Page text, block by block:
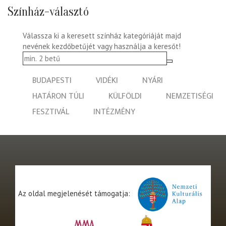
Színház-választó
Válassza ki a keresett színház kategóriáját majd
nevének kezdőbetűjét vagy használja a keresőt!
BUDAPESTI VIDÉKI
NYÁRI
HATÁRON TÚLI
KÜLFÖLDI
NEMZETISÉGI
FESZTIVÁL
INTÉZMÉNY
Az oldal megjelenését támogatja: